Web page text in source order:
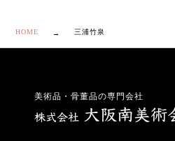
HOME 三浦竹泉
美術品・骨董品の専門会社